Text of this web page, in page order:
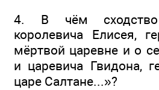
4. В чём
королевича Елисея,
мёртвой царевне и о
и царевича Гвидона,
царе Салтане...»?